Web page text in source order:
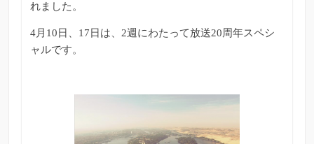
れました。
4月10日、17日は、2週にわたって放送20周年スペシ
ャルです。